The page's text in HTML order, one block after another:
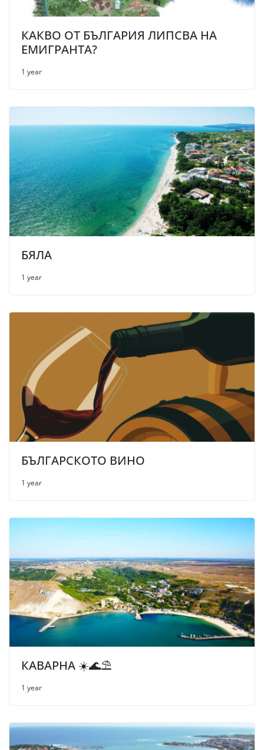
КАКВО ОТ БЪЛГАРИЯ ЛИПСВА НА
ЕМИГРАНТА?
1 year
БЯЛА
1 year
БЪЛГАРСКОТО ВИНО
1 year
КАВАРНА ☀️🌊⛱
1 year